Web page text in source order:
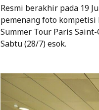
Resmi berakhir pada 19
pemenang foto
Summer Tour Paris
Sabtu (28/7) esok.